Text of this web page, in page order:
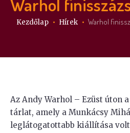
Itt vagy:
Kezdőlap Hírek Warhol
Az Andy Warhol – Ezüst úton
tárlat, amely a Munkácsy
leglátogatottabb kiállítása